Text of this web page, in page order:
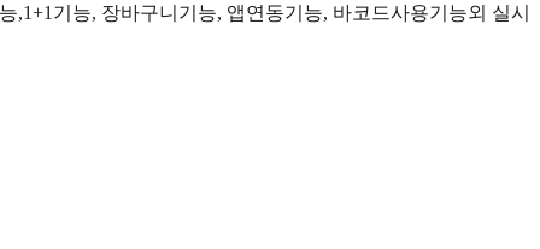
,1+1 기능, 장바구니기능, 앱연동기능, 바코드사용기능외 실시